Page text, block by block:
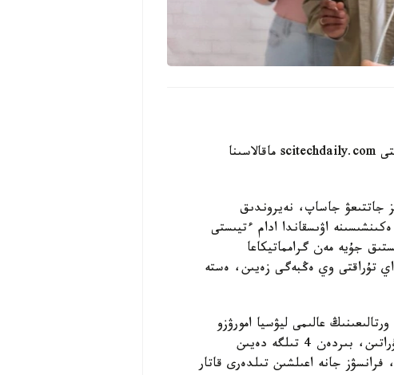
Aikyn.kz ميدىڭ قارتايۋى مەن كوپ تىلدە سويلەۋدىڭ اراسىنداعى بايلانىستى scitechdaily.com ماقالاسىنا
جاتتىعۋ جاساپ، نەيروندىق
اۋىسقاندا ادام ءتيىستى
جۇيە مەن گرامماتيكاعا
تۇراقتى وي ەڭبەگى زەيىن، ەستە
عالىمى ليۋسيا امورۋزو
باستاعان حالىقارالىق توپ جۇرگىزگەن. عالىمدار يسپانيانىڭ باسك ەلىندە تۇراتىن، بىردەن 4 تىلگە دەيىن
جانە اعىلشىن تىلدەرى قاتار